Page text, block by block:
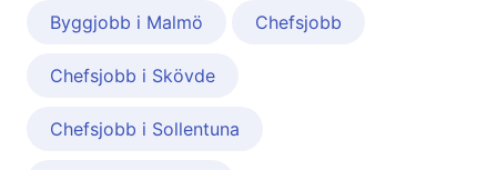
Byggjobb i Malmö Chefsjobb
Chefsjobb i Skövde
Chefsjobb i Sollentuna